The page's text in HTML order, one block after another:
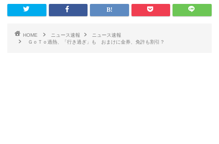
HOME ニュース速報
ニュース速報
ＧｏＴｏ過熱、「行き過ぎ」も おまけに金券、免許も割引？